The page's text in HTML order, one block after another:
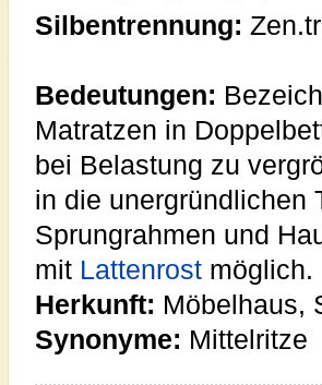
Silbentrennung:
Bedeutungen:
Matratzen in
bei Belastung zu
in die unergründlichen
Sprungrahmen und
mit Lattenrost möglich.
Herkunft: Möbelhaus,
Synonyme: Mittelritze